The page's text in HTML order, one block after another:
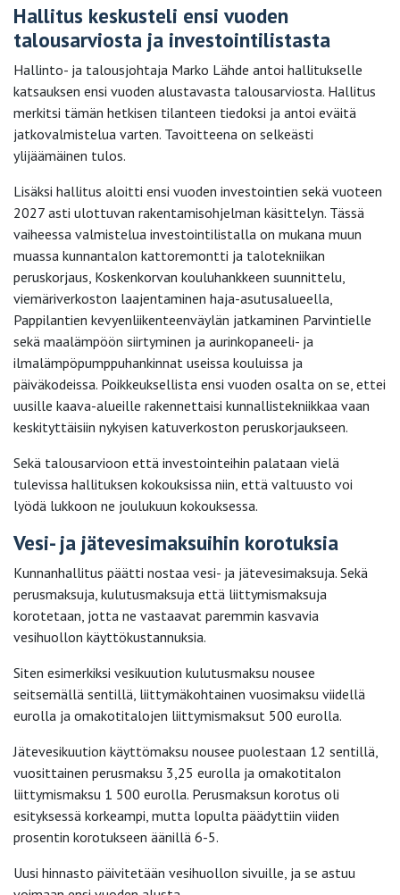
Hallitus keskusteli ensi vuoden
talousarviosta ja investointilistasta
Hallinto- ja talousjohtaja Marko Lähde antoi hallitukselle
katsauksen ensi vuoden alustavasta talousarviosta. Hallitus
merkitsi tämän hetkisen tilanteen tiedoksi ja antoi eväitä
jatkovalmistelua varten. Tavoitteena on selkeästi
ylijäämäinen tulos.
Lisäksi hallitus aloitti ensi vuoden investointien sekä vuoteen
2027 asti ulottuvan rakentamisohjelman käsittelyn. Tässä
vaiheessa valmistelua investointilistalla on mukana muun
muassa kunnantalon kattoremontti ja talotekniikan
peruskorjaus, Koskenkorvan kouluhankkeen suunnittelu,
viemäriverkoston laajentaminen haja-asutusalueella,
Pappilantien kevyenliikenteenväylän jatkaminen Parvintielle
sekä maalämpöön siirtyminen ja aurinkopaneeli- ja
ilmalämpöpumppuhankinnat useissa kouluissa ja
päiväkodeissa. Poikkeuksellista ensi vuoden osalta on se, ettei
uusille kaava-alueille rakennettaisi kunnallistekniikkaa vaan
keskityttäisiin nykyisen katuverkoston peruskorjaukseen.
Sekä talousarvioon että investointeihin palataan vielä
tulevissa hallituksen kokouksissa niin, että valtuusto voi
lyödä lukkoon ne joulukuun kokouksessa.
Vesi- ja jätevesimaksuihin korotuksia
Kunnanhallitus päätti nostaa vesi- ja jätevesimaksuja. Sekä
perusmaksuja, kulutusmaksuja että liittymismaksuja
korotetaan, jotta ne vastaavat paremmin kasvavia
vesihuollon käyttökustannuksia.
Siten esimerkiksi vesikuution kulutusmaksu nousee
seitsemällä sentillä, liittymäkohtainen vuosimaksu viidellä
eurolla ja omakotitalojen liittymismaksut 500 eurolla.
Jätevesikuution käyttömaksu nousee puolestaan 12 sentillä,
vuosittainen perusmaksu 3,25 eurolla ja omakotitalon
liittymismaksu 1 500 eurolla. Perusmaksun korotus oli
esityksessä korkeampi, mutta lopulta päädyttiin viiden
prosentin korotukseen äänillä 6-5.
Uusi hinnasto päivitetään vesihuollon sivuille, ja se astuu